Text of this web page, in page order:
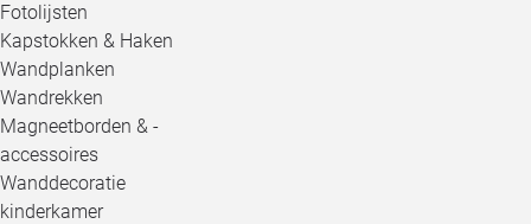
Fotolijsten
Kapstokken & Haken
Wandplanken
Wandrekken
Magneetborden & -
accessoires
Wanddecoratie
kinderkamer